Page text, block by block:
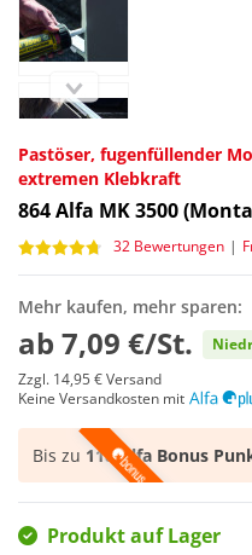
Pastöser, fugenfüllender
extremen Klebkraft
864Alfa MK 3500
32 Bewertungen |
Mehr kaufen, mehr sparen:
ab 7,09 €/St.
Zzgl. 14,95 €Versand
Keine Versandkosten mit
Bis zu 118 Alfa Bonus
Produkt auf Lager